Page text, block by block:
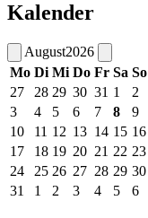
Kalender
August2026
Mo Di Mi Do Fr Sa So
27
28 29 30 31 1
2
3
4 5 6 7 8
9
10
11 12 13 14 15 16
17
18 19 20 21 22 23
24
25 26 27 28 29 30
31
1 2 3 4 5 6